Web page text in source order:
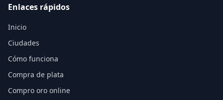
Enlaces rápidos
Inicio
Ciudades
Cómo funciona
Compra de plata
Compro oro online